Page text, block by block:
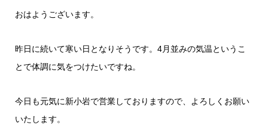
おはようございます。
昨日に続いて寒い日となりそうです。4月並みの気温というこ
とで体調に気をつけたいですね。
今日も元気に新小岩で営業しておりますので、よろしくお願い
いたします。